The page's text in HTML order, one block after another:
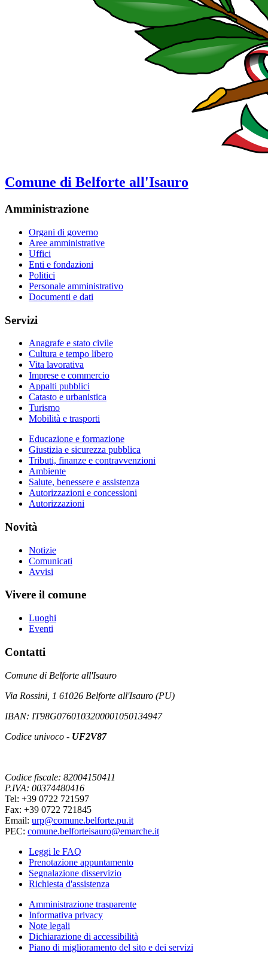
Comune di Belforte all'Isauro
Amministrazione
Organi di governo
Aree amministrative
Uffici
Enti e fondazioni
Politici
Personale amministrativo
Documenti e dati
Servizi
Anagrafe e stato civile
Cultura e tempo libero
Vita lavorativa
Imprese e commercio
Appalti pubblici
Catasto e urbanistica
Turismo
Mobilità e trasporti
Educazione e formazione
Giustizia e sicurezza pubblica
Tributi, finanze e contravvenzioni
Ambiente
Salute, benessere e assistenza
Autorizzazioni e concessioni
Autorizzazioni
Novità
Notizie
Comunicati
Avvisi
Vivere il comune
Luoghi
Eventi
Contatti
Comune di Belforte all'Isauro
Via Rossini, 1 61026 Belforte all'Isauro (PU)
IBAN: IT98G0760103200001050134947
Codice univoco - UF2V87
Codice fiscale: 82004150411
P.IVA: 00374480416
Tel: +39 0722 721597
Fax: +39 0722 721845
Email: urp@comune.belforte.pu.it
PEC: comune.belforteisauro@emarche.it
Leggi le FAQ
Prenotazione appuntamento
Segnalazione disservizio
Richiesta d'assistenza
Amministrazione trasparente
Informativa privacy
Note legali
Dichiarazione di accessibilità
Piano di miglioramento del sito e dei servizi